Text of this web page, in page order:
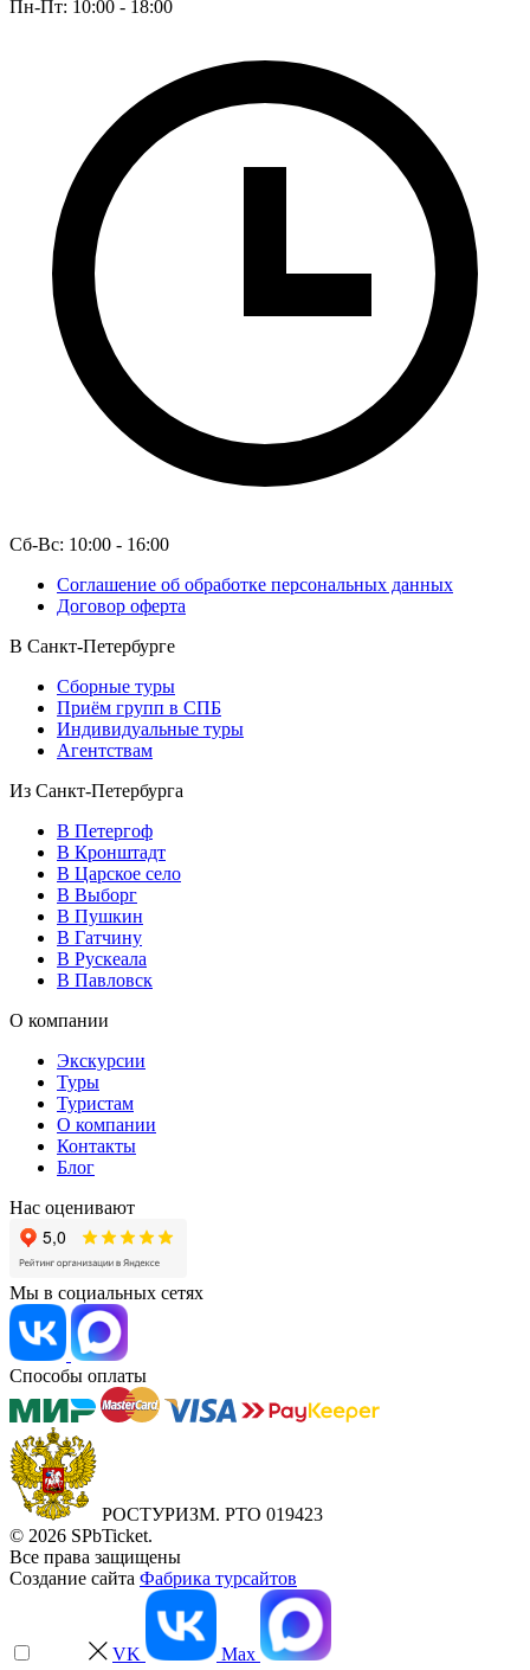
Пн-Пт: 10:00 - 18:00
Сб-Вс: 10:00 - 16:00
Соглашение об обработке персональных данных
Договор оферта
В Санкт-Петербурге
Сборные туры
Приём групп в СПБ
Индивидуальные туры
Агентствам
Из Санкт-Петербурга
В Петергоф
В Кронштадт
В Царское село
В Выборг
В Пушкин
В Гатчину
В Рускеала
В Павловск
О компании
Экскурсии
Туры
Туристам
О компании
Контакты
Блог
Нас оценивают
Мы в социальных сетях
Способы оплаты
РОСТУРИЗМ. РТО 019423
© 2026 SPbTicket.
Все права защищены
Создание сайта Фабрика турсайтов
VK Max